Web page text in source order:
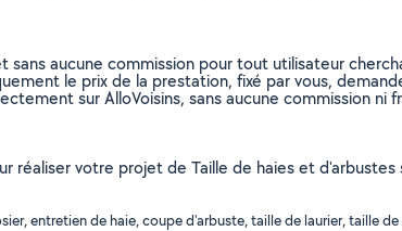
aucune commission pour tout utilisateur
le prix de la prestation, fixé par vous,
sur AlloVoisins, sans aucune commission ni
réaliser votre projet de Taille de haies et
entretien de haie, coupe d'arbuste, taille de laurier, taille